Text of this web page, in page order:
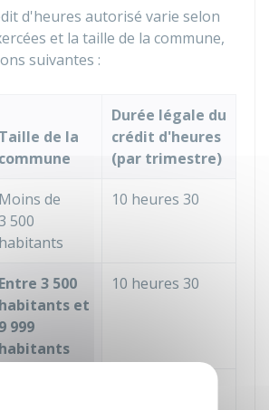
d'heures autorisé varie selon
et la taille de la commune,
suivantes :
Taille de la
commune
Durée légale du
crédit d'heures
(par trimestre)
Moins de
500
habitants
10 heures 30
Entre 3 500
habitants et
9 999
habitants
10 heures 30